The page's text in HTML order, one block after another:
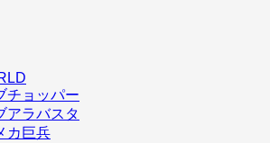
チョッパー
アラバスタ
カ巨兵